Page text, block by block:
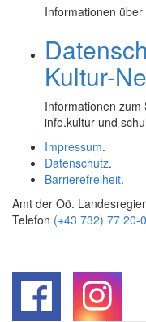
Informationen
Kultur-
Informationen zum
info.kultur und
Impressum.
Datenschutz.
Barrierefreiheit.
Amt der Oö.
Telefon (+43 732) 77 20-0